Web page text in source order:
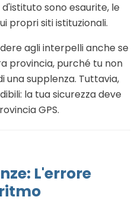
sono esaurite, le
propri siti istituzionali.
agli interpelli anche se
provincia, purché tu non
una supplenza. Tuttavia,
la tua sicurezza deve
GPS.
L'errore